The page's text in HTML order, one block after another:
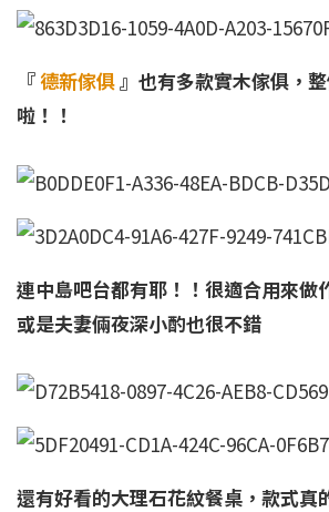
『德新傢俱』也有多款實木傢俱，
啦！！
連中島吧台都有耶！！很適合用來做
或是夫妻倆夜深小酌也很不錯
還有好看的大理石花紋餐桌，款式真